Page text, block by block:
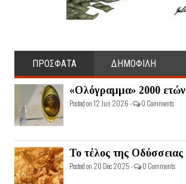
ΠΡΟΣΦΑΤΑ ΔΗΜΟΦΙΛΗ
«Ολόγραμμα» 2000 ετών
Posted on 12 Jun 2026 - 0 Comments
Το τέλος της Οδύσσειας
Posted on 20 Dec 2025 - 0 Comments